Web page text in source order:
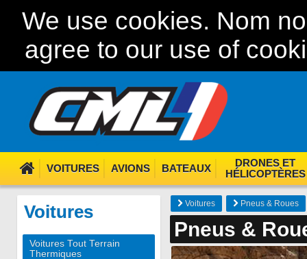
We use cookies. Nom
agree to our use of
VOITURES AVIONS BATEAUX
DRONES ET
HÉLICOPTÈRES
Voitures
Voitures Tout Terrain
Thermiques
Voitures Pneus & Roues
Pneus &